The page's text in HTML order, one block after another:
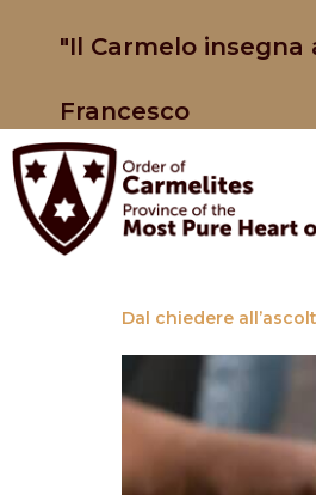
"Il Carmelo insegna
Francesco
Dal chiedere